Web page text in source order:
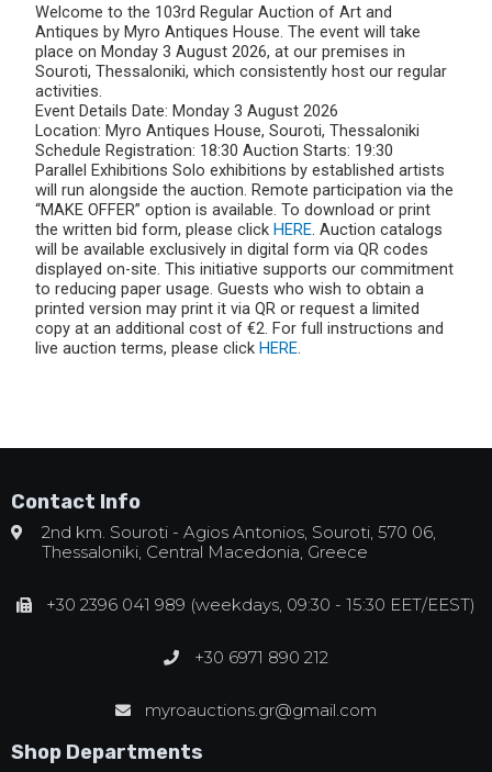
Welcome to the 103rd Regular Auction of Art and
Antiques by Myro Antiques House. The event will take
place on Monday 3 August 2026, at our premises in
Souroti, Thessaloniki, which consistently host our regular
activities.
Event Details Date: Monday 3 August 2026
Location: Myro Antiques House, Souroti, Thessaloniki
Schedule Registration: 18:30 Auction Starts: 19:30
Parallel Exhibitions Solo exhibitions by established artists
will run alongside the auction. Remote participation via the
“MAKE OFFER” option is available. To download or print
the written bid form, please click HERE. Auction catalogs
will be available exclusively in digital form via QR codes
displayed on-site. This initiative supports our commitment
to reducing paper usage. Guests who wish to obtain a
printed version may print it via QR or request a limited
copy at an additional cost of €2. For full instructions and
live auction terms, please click HERE.
Contact Info
2nd km. Souroti - Agios Antonios, Souroti, 570 06,
Thessaloniki, Central Macedonia, Greece
+30 2396 041 989 (weekdays, 09:30 - 15:30 EET/EEST)
+30 6971 890 212
myroauctions.gr@gmail.com
Shop Departments